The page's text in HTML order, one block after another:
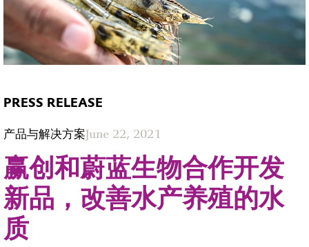
PRESS RELEASE
产品与解决方案June 22, 2021
赢创和蔚蓝生物合作开发
新品，改善水产养殖的水
质